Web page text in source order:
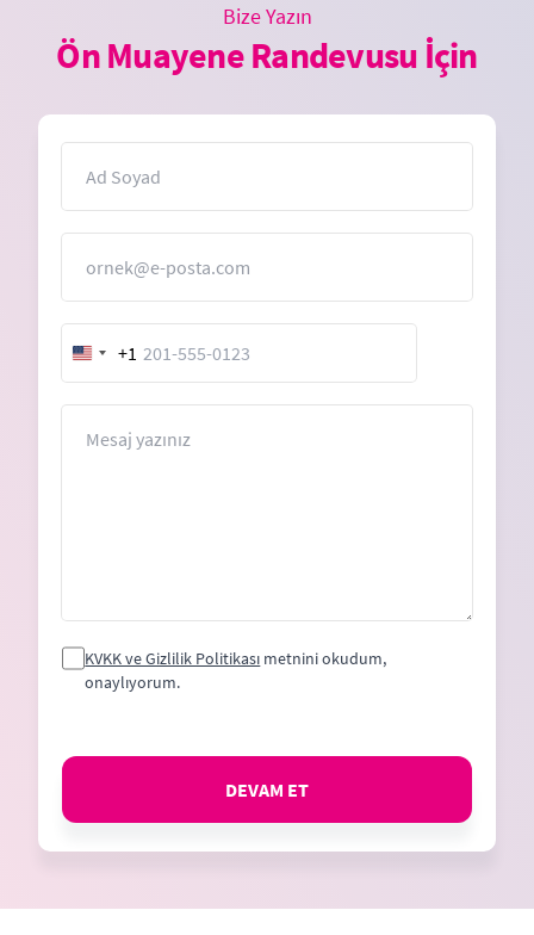
Bize Yazın
Ön Muayene Randevusu İçin
United
States
+1
KVKK ve Gizlilik Politikası metnini okudum,
onaylıyorum.
DEVAM ET